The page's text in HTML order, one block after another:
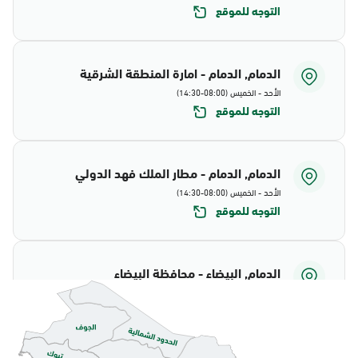
التوجه للموقع
الدمام, الدمام - امارة المنطقة الشرقية
الأحد - الخميس (08:00-14:30)
التوجه للموقع
الدمام, الدمام - مطار الملك فهد الدولي
الأحد - الخميس (08:00-14:30)
التوجه للموقع
الدمام, البيضاء - محافظة البيضاء